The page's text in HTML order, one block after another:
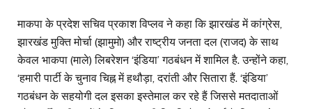
माकपा के प्रदेश सचिव प्रकाश विप्लव ने कहा कि झारखंड में कांग्रेस,
झारखंड मुक्ति मोर्चा (झामुमो) और राष्ट्रीय जनता दल (राजद) के साथ
केवल भाकपा (माले) लिबरेशन ‘इंडिया’ गठबंधन में शामिल है. उन्होंने कहा,
‘हमारी पार्टी के चुनाव चिह्न में हथौड़ा, दरांती और सितारा हैं. ‘इंडिया’
गठबंधन के सहयोगी दल इसका इस्तेमाल कर रहे हैं जिससे मतदाताओं